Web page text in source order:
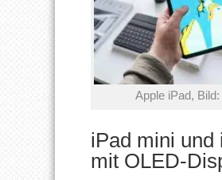
Apple iPad,
iPad mini und
mit OLED-